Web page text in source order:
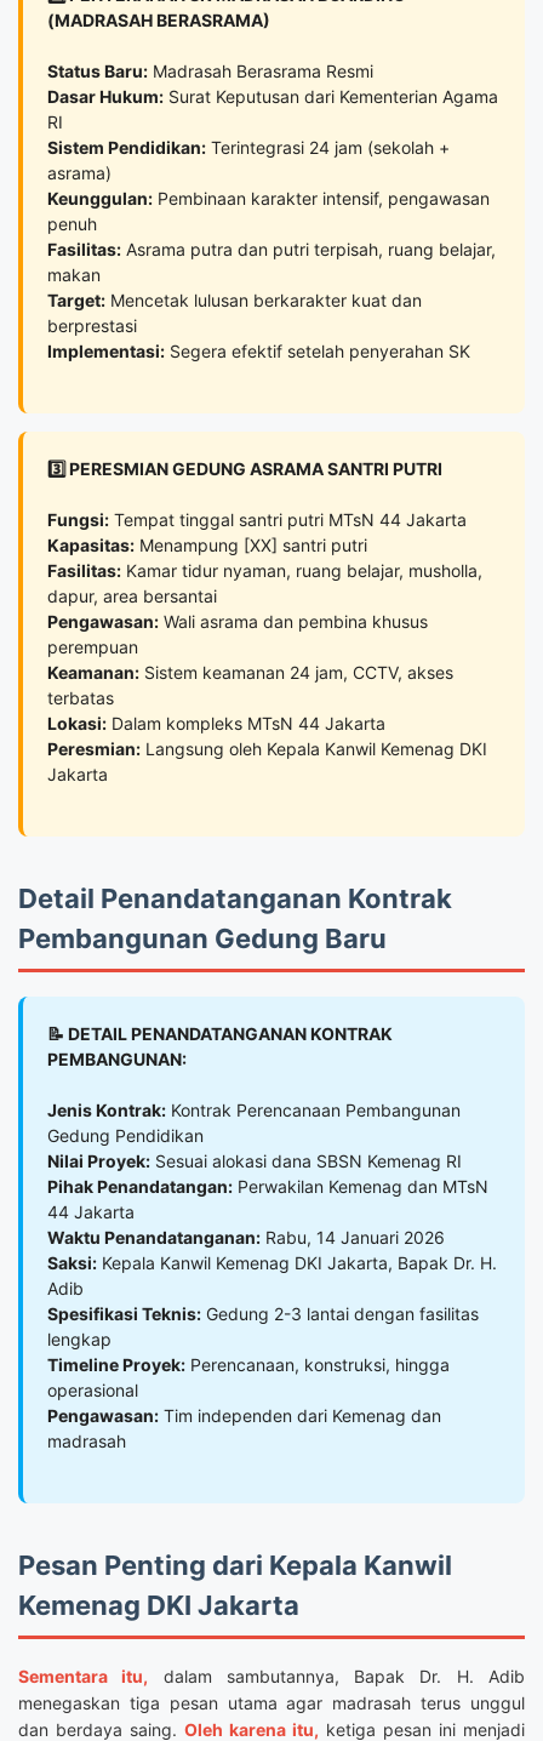
(MADRASAH BERASRAMA)
Status Baru: Madrasah Berasrama Resmi
Dasar Hukum: Surat Keputusan dari Kementerian Agama
RI
Sistem Pendidikan: Terintegrasi 24 jam (sekolah +
asrama)
Keunggulan: Pembinaan karakter intensif, pengawasan
penuh
Fasilitas: Asrama putra dan putri terpisah, ruang belajar,
makan
Target: Mencetak lulusan berkarakter kuat dan
berprestasi
Implementasi: Segera efektif setelah penyerahan SK
3️⃣ PERESMIAN GEDUNG ASRAMA SANTRI PUTRI
Fungsi: Tempat tinggal santri putri MTsN 44 Jakarta
Kapasitas: Menampung [XX] santri putri
Fasilitas: Kamar tidur nyaman, ruang belajar, musholla,
dapur, area bersantai
Pengawasan: Wali asrama dan pembina khusus
perempuan
Keamanan: Sistem keamanan 24 jam, CCTV, akses
terbatas
Lokasi: Dalam kompleks MTsN 44 Jakarta
Peresmian: Langsung oleh Kepala Kanwil Kemenag DKI
Jakarta
Detail Penandatanganan Kontrak
Pembangunan Gedung Baru
📝 DETAIL PENANDATANGANAN KONTRAK
PEMBANGUNAN:
Jenis Kontrak: Kontrak Perencanaan Pembangunan
Gedung Pendidikan
Nilai Proyek: Sesuai alokasi dana SBSN Kemenag RI
Pihak Penandatangan: Perwakilan Kemenag dan MTsN
44 Jakarta
Waktu Penandatanganan: Rabu, 14 Januari 2026
Saksi: Kepala Kanwil Kemenag DKI Jakarta, Bapak Dr. H.
Adib
Spesifikasi Teknis: Gedung 2-3 lantai dengan fasilitas
lengkap
Timeline Proyek: Perencanaan, konstruksi, hingga
operasional
Pengawasan: Tim independen dari Kemenag dan
madrasah
Pesan Penting dari Kepala Kanwil
Kemenag DKI Jakarta
Sementara itu, dalam sambutannya, Bapak Dr. H. Adib
menegaskan tiga pesan utama agar madrasah terus unggul
dan berdaya saing. Oleh karena itu, ketiga pesan ini menjadi